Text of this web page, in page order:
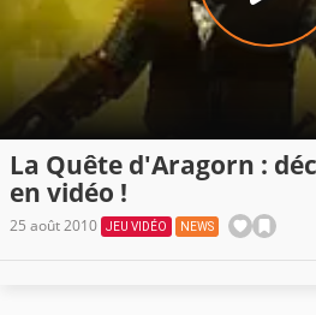
La Quête d'Aragorn :
en vidéo !
25 août 2010 JEU VIDÉO NEWS